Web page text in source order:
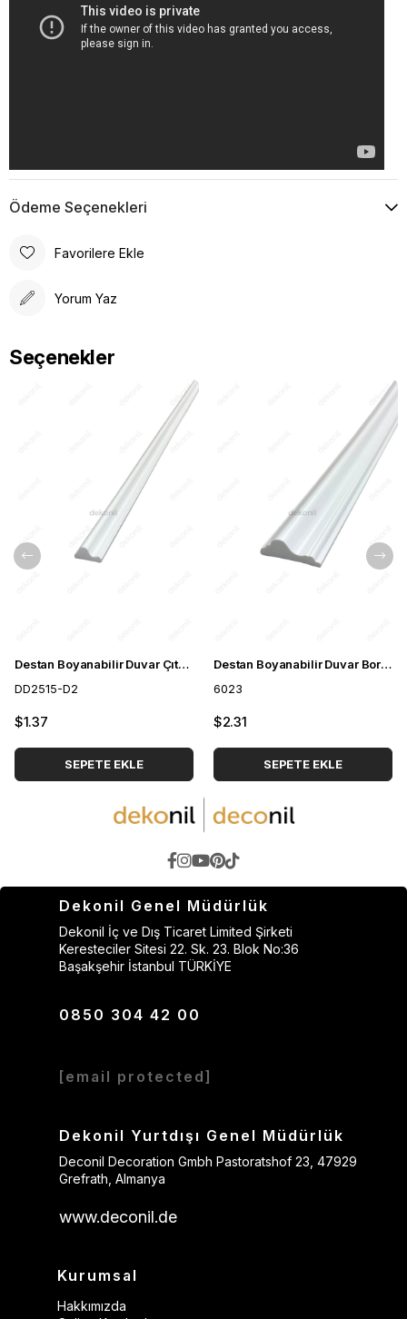
Ödeme Seçenekleri
Favorilere Ekle
Yorum Yaz
Seçenekler
Destan Boyanabilir Duvar Çıtası 2.5 cm
DD2515-D2
$1.37
SEPETE EKLE
Destan Boyanabilir Duvar Bordürü 6cm
6023
$2.31
SEPETE EKLE
Dekonil Genel Müdürlük
Dekonil İç ve Dış Ticaret Limited Şirketi
Keresteciler Sitesi 22. Sk. 23. Blok No:36
Başakşehir İstanbul TÜRKİYE
0850 304 42 00
[email protected]
Dekonil Yurtdışı Genel Müdürlük
Deconil Decoration Gmbh Pastoratshof 23, 47929
Grefrath, Almanya
www.deconil.de
Kurumsal
Hakkımızda